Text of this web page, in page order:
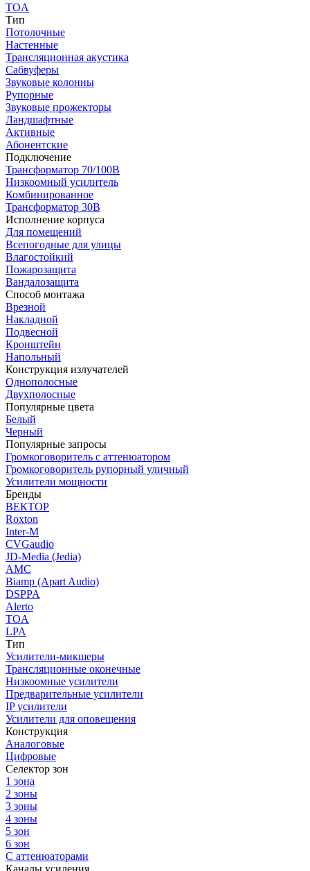
TOA
Тип
Потолочные
Настенные
Трансляционная акустика
Сабвуферы
Звуковые колонны
Рупорные
Звуковые прожекторы
Ландшафтные
Активные
Абонентские
Подключение
Трансформатор 70/100В
Низкоомный усилитель
Комбинированное
Трансформатор 30В
Исполнение корпуса
Для помещений
Всепогодные для улицы
Влагостойкий
Пожарозащита
Вандалозащита
Способ монтажа
Врезной
Накладной
Подвесной
Кронштейн
Напольный
Конструкция излучателей
Однополосные
Двухполосные
Популярные цвета
Белый
Черный
Популярные запросы
Громкоговоритель с аттенюатором
Громкоговоритель рупорный уличный
Усилители мощности
Бренды
ВЕКТОР
Roxton
Inter-M
CVGaudio
JD-Media (Jedia)
AMC
Biamp (Apart Audio)
DSPPA
Alerto
TOA
LPA
Тип
Усилители-микшеры
Трансляционные оконечные
Низкоомные усилители
Предварительные усилители
IP усилители
Усилители для оповещения
Конструкция
Аналоговые
Цифровые
Селектор зон
1 зона
2 зоны
3 зоны
4 зоны
5 зон
6 зон
С аттенюаторами
Каналы усиления